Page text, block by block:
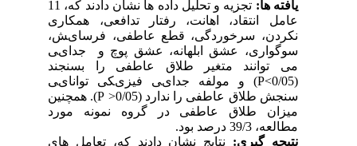
یافته­ ها:
تجزیه و تحلیل داده ها نشان دادند که، 11
ﻋﺎﻣﻞ اﻧﺘﻘﺎد، اﻫﺎﻧﺖ، رﻓﺘﺎر ﺗﺪاﻓﻌﯽ، ﻫﻤﮑﺎری
ﻧﮑﺮدن، ﺳﺮﺧﻮردﮔﯽ، قطع عاطفی، ﻓﺮﺳﺎیﺶ،
ﺳﻮﮔﻮاری، ﻋﺸﻖ اﺑﻠﻬﺎﻧﻪ، ﻋﺸﻖ ﭘﻮچ و ﺟﺪایﯽ
ﻣﯽ ﺗﻮاﻧﻨﺪ ﻣﺘﻐﯿﺮ ﻃﻼق ﻋﺎﻃﻔﯽ را ﺑﺴﻨﺠﻨﺪ
P) و ﻣﻮﻟﻔﻪ ﺟﺪایﯽ ﻓﯿﺰیﮑﯽ ﺗﻮاﻧﺎیﯽ
ﺳﻨﺠﺶ ﻃﻼق ﻋﺎﻃﻔﯽ را ﻧﺪارد (0/05<
P ). ﻫﻤﭽﻨﯿﻦ
ﻣﯿﺰان ﻃﻼق ﻋﺎﻃﻔﯽ در ﮔﺮوه ﻧﻤﻮﻧﻪ ﻣﻮرد
ﻣﻄﺎﻟﻌﻪ، 39/3 درﺻﺪ ﺑﻮد.
نتیجه­ گیری:نتایج نشان دادند که، تعامل های